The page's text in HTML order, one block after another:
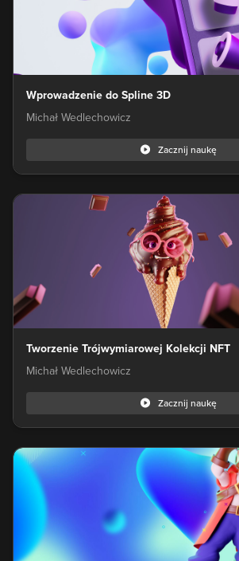
Wprowadzenie do Spline 3D
Michał Wedlechowicz
Zacznij naukę
Tworzenie Trójwymiarowej Kolekcji NFT
Michał Wedlechowicz
Zacznij naukę